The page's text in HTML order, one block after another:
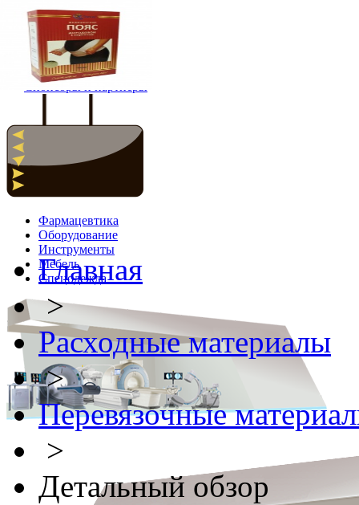
Главная
Новости
Спонсоры и партнёры
Фармацевтика
Оборудование
Инструменты
Мебель
Спецодежда
Главная
>
Расходные материалы
>
Перевязочные
>
Детальный обзор